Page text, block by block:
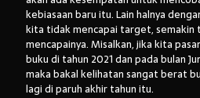
kebiasaan baru itu. Lain halnya
kita tidak mencapai target, semakin
mencapainya. Misalkan, jika kita
buku di tahun 2021 dan pada bulan
maka bakal kelihatan sangat berat
lagi di paruh akhir tahun itu.